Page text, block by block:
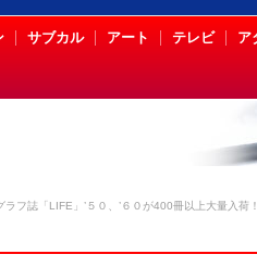
サブカル アート テレビ ア
誌「LIFE」’５０、’６０が400冊以上大量入荷！